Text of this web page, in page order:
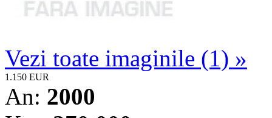
Vezi toate imaginile (1) »
1.150 EUR
An: 2000